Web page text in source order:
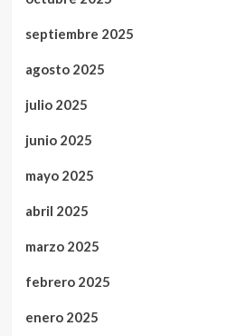
septiembre 2025
agosto 2025
julio 2025
junio 2025
mayo 2025
abril 2025
marzo 2025
febrero 2025
enero 2025